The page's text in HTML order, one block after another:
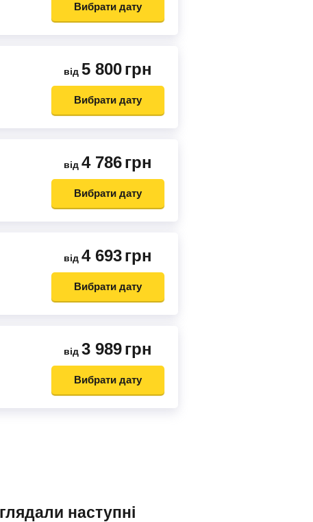
Вибрати дату
від 5 800грн
Вибрати дату
від 4 786грн
Вибрати дату
від 4 693грн
Вибрати дату
від 3 989грн
Вибрати дату